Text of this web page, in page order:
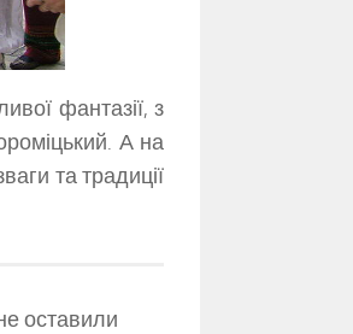
фантазії, з
А на
та традиції
оставили